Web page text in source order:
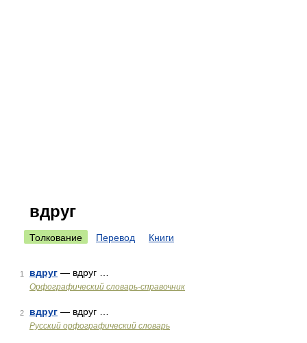
вдруг
Толкование Перевод Книги
1 вдруг — вдруг …
Орфографический словарь-справочник
2 вдруг — вдруг …
Русский орфографический словарь